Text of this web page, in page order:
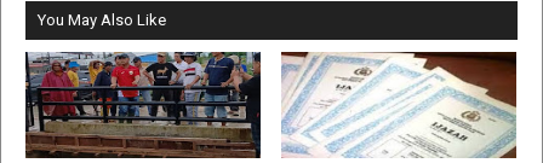
You May Also Like